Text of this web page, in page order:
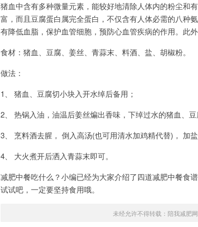
猪血中含有多种微量元素，能较好地清除人体内的粉尘和
富，而且豆腐蛋白属完全蛋白，不仅含有人体必需的八种
有降低血脂，保护血管细胞，预防心血管疾病的作用。此
食材：猪血、豆腐、姜丝、青蒜末、料酒、盐、胡椒粉。
做法：
1、 猪血、豆腐切小块入开水绰后备用；
2、 热锅入油，油温后姜丝煸出香味，下绰过水的猪血、豆
3、 烹料酒去腥， 倒入高汤(也可用清水加鸡精代替)， 加
4、 大火煮开后洒入青蒜末即可。
减肥中餐吃什么？小编已经为大家介绍了四道减肥中餐食
试试吧，一定要坚持食用哦。
未经允许不得转载： 陪我减肥网